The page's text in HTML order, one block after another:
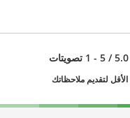
5.0 / 5 - 1 تصويتات
لتقديم ملاحظاتك